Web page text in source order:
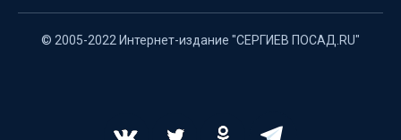
© 2005-2022 Интернет-издание "СЕРГИЕВ ПОСАД.RU"